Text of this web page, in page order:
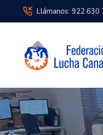
Llámanos: 922 630